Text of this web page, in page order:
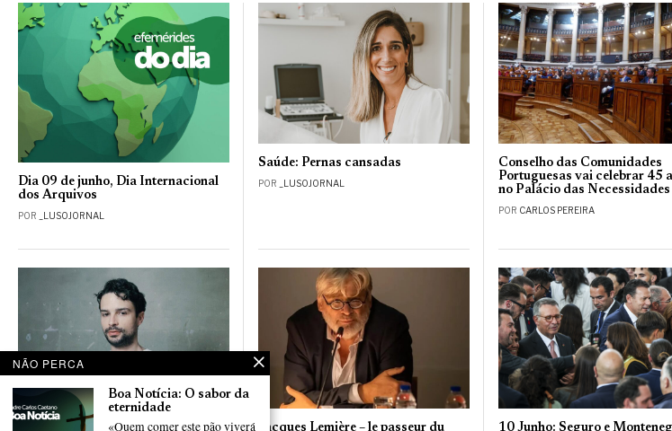
Dia 09 de junho, Dia Internacional
dos Arquivos
POR _LUSOJORNAL
Saúde: Pernas cansadas
POR _LUSOJORNAL
Conselho das Comunidades
Portuguesas vai celebrar 45
no Palácio das Necessidades
POR CARLOS PEREIRA
Entre héritage portugais et passion Jacques Lemière – le passeur du 10 Junho: Seguro e
NÃO PERCA
Boa Notícia: O sabor da
eternidade
«Quem comer este pão viverá